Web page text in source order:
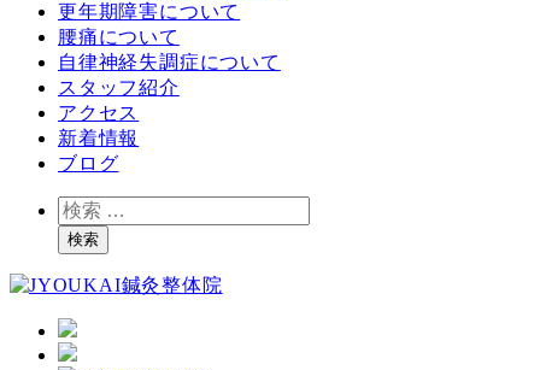
更年期障害について
腰痛について
自律神経失調症について
スタッフ紹介
アクセス
新着情報
ブログ
検
索検索